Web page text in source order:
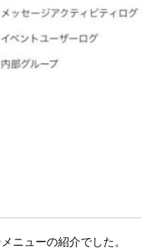
ニューの紹介でした。